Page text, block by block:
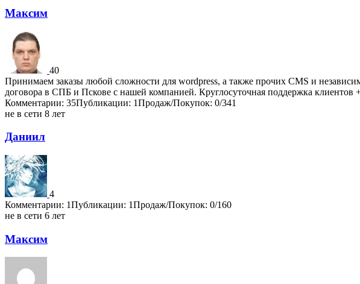
Максим
40
Принимаем заказы любой сложности для wordpress, а также прочих CMS и
договора в СПБ и Пскове с нашей компанией. Круглосуточная поддержка клиентов
Комментарии: 35Публикации: 1Продаж/Покупок: 0/341
не в сети 8 лет
Даниил
4
Комментарии: 1Публикации: 1Продаж/Покупок: 0/160
не в сети 6 лет
Максим